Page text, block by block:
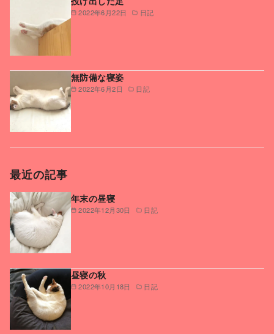
2022年6月22日 日記
2022年6月2日 日記
無防備な寝姿
最近の記事
2022年12月30日 日記
年末の昼寝
2022年10月18日 日記
昼寝の秋